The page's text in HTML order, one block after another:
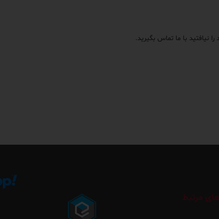
نیافتید با ما تماس بگیرید.
مرتبط